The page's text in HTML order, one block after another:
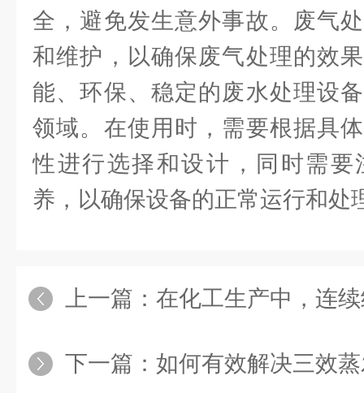
全，避免发生意外事故。废气
和维护，以确保废气处理的效
能、环保、稳定的废水处理设
领域。在使用时，需要根据具
性进行选择和设计，同时需要
养，以确保设备的正常运行和处
上一篇： 在化工生产中，连续结
下一篇： 如何有效解决三效蒸